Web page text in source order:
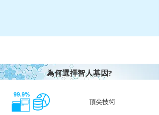
為何選擇智人基因?
頂尖技術